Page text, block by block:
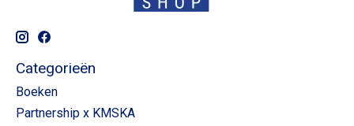
Categorieën
Boeken
Partnership x KMSKA